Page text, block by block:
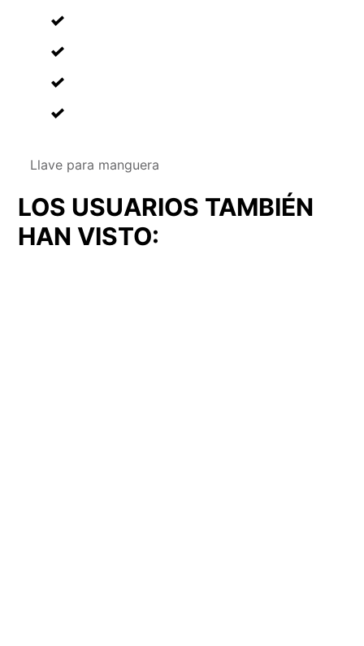
Llave para manguera
LOS USUARIOS TAMBIÉN
HAN VISTO: